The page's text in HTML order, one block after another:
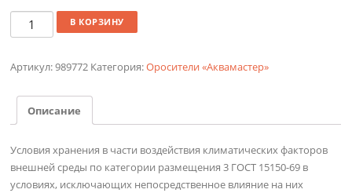
Количество
В КОРЗИНУ
Артикул:989772 Категория:Оросители «Аквамастер»
Описание
Условия хранения в части воздействия климатических факторов
внешней среды по категории размещения 3 ГОСТ 15150-69 в
условиях, исключающих непосредственное влияние на них